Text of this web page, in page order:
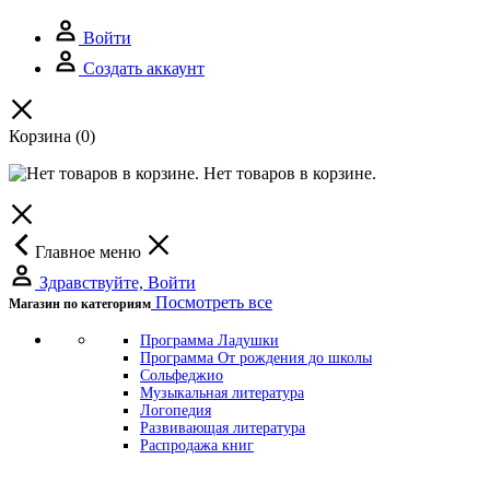
Войти
Создать аккаунт
Корзина (0)
Нет товаров в корзине.
Главное меню
Здравствуйте, Войти
Магазин по категориям Посмотреть все
Программа Ладушки
Программа От рождения до школы
Сольфеджио
Музыкальная литература
Логопедия
Развивающая литература
Распродажа книг